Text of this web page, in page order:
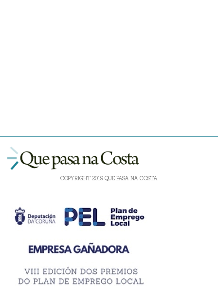
COPYRIGHT 2019 QUE PASA NA COSTA